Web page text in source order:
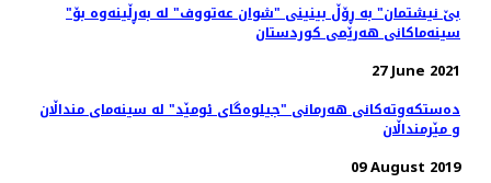
"بێ نیشتمان" بە ڕۆڵ بینینی "شوان عەتووف" لە بەڕڵینەوە بۆ
سینەماکانی هەرێمی کوردستان
27 June 2021
ده‌ستکه‌وته‌کانی هه‌رمانی "جیلوه‌گای ئومێد" له‌ سینه‌مای منداڵان
و مێرمنداڵان
09 August 2019